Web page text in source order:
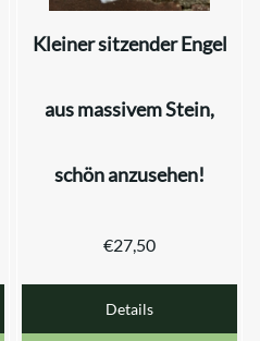
Kleiner sitzender Engel
aus massivem Stein,
schön anzusehen!
€27,50
Details